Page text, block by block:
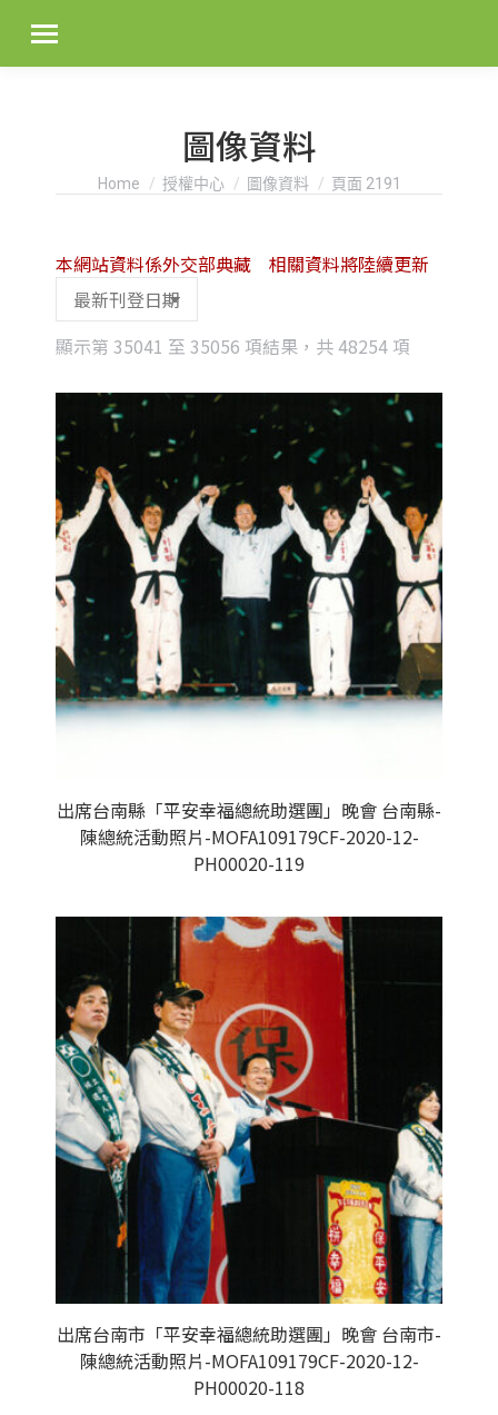
圖像資料
You are here:
Home 授權中心 圖像資料 頁面 2191
顯示第 35041 至 35056 項結果，共 48254 項
latest
本網站資料係外交部典藏 相關資料將陸續更新
出席台南縣「平安幸福總統助選團」晚會 台南縣-
陳總統活動照片-MOFA109179CF-2020-12-
PH00020-119
出席台南市「平安幸福總統助選團」晚會 台南市-
陳總統活動照片-MOFA109179CF-2020-12-
PH00020-118